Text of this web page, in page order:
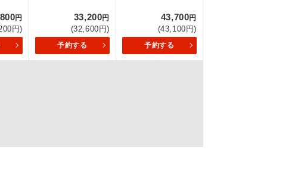
円
円)
33,200円
(32,600円)
予約する
43,700円
(43,100円)
予約する
申し込みはできま
っくり聞くこと